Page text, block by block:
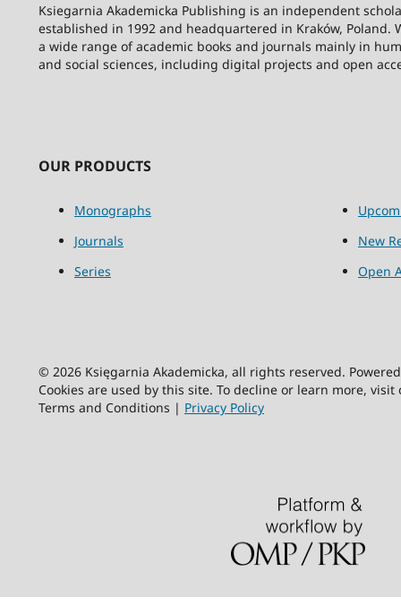
Ksiegarnia Akademicka Publishing is an independent
established in 1992 and headquartered in Kraków, Poland.
a wide range of academic books and journals mainly in
and social sciences, including digital projects and open
OUR PRODUCTS
Monographs
Journals
Series
New
Open
© 2026 Księgarnia Akademicka, all rights reserved.
Cookies are used by this site. To decline or learn more,
Terms and Conditions | Privacy Policy